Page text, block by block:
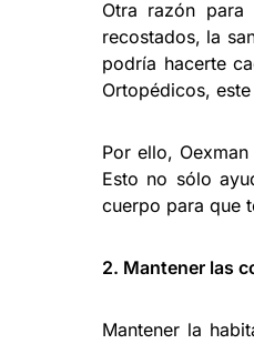
Otra razón para
recostados, la
podría hacerte
Ortopédicos,
Por ello,
Esto no sólo
cuerpo para que
2. Mantener las
Mantener la